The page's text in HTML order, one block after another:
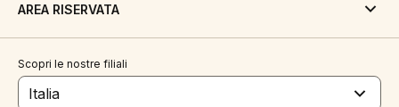
AREA RISERVATA
Scopri le nostre filiali
Italia